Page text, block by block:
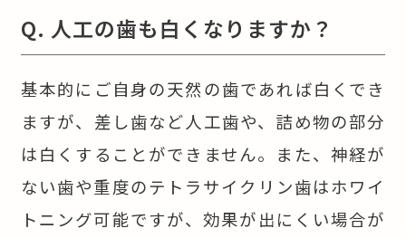
Q. 人工の歯も白くなりますか？
基本的にご自身の天然の歯であれば白くでき
ますが、差し歯など人工歯や、詰め物の部分
は白くすることができません。また、神経が
ない歯や重度のテトラサイクリン歯はホワイ
トニング可能ですが、効果が出にくい場合が